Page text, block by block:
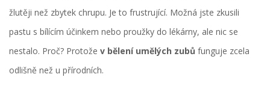
žlutěji než zbytek chrupu. Je to frustrující. Možná jste zkusili
pastu s bílícím účinkem nebo proužky do lékárny, ale nic se
nestalo. Proč? Protože v bělení umělých zubů funguje zcela
odlišně než u přírodních.